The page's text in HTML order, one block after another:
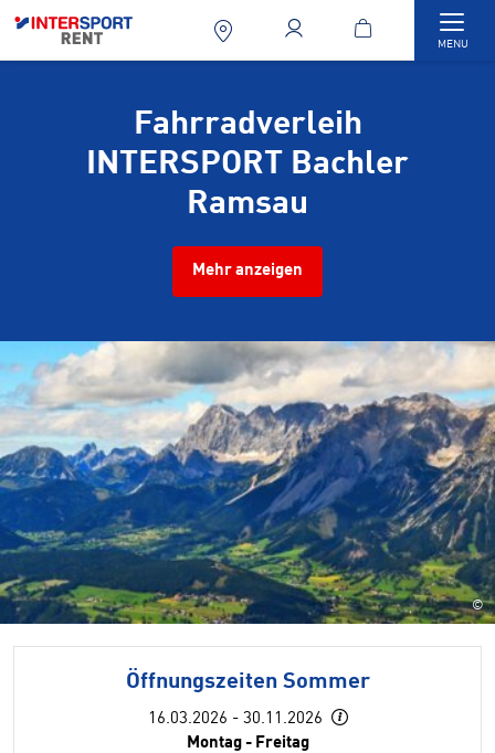
MENU
Fahrradverleih
INTERSPORT Bachler
Ramsau
Mehr anzeigen
©
Öffnungszeiten Sommer
16.03.2026 - 30.11.2026
Montag - Freitag